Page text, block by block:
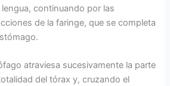
continuando por las
de la faringe, que se completa
atraviesa sucesivamente la parte
del tórax y, cruzando el